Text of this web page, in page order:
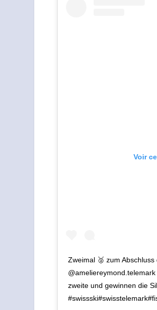
Voir
Zweimal 🥈 zum Abschluss
zweite und gewinnen die